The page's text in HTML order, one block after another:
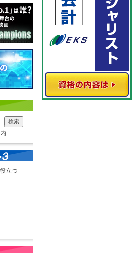
立つ